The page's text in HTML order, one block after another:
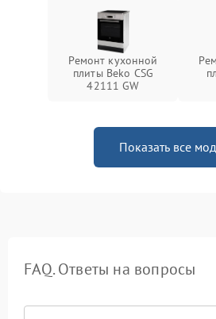
Ремонт кухонной
плиты Beko CSG
42111 GW
Показать все
FAQ. Ответы на вопросы